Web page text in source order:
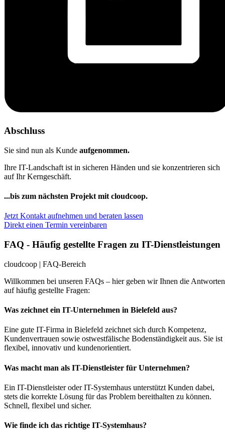
Abschluss
Sie sind nun als Kunde aufgenommen.
Ihre IT-Landschaft ist in sicheren Händen und sie konzentrieren sich
auf Ihr Kerngeschäft.
...bis zum nächsten Projekt mit cloudcoop.
Jetzt Kontakt aufnehmen und beraten lassen
Direkt einen Termin vereinbaren
FAQ - Häufig gestellte Fragen zu IT-Dienstleistungen
cloudcoop | FAQ-Bereich
Willkommen bei unseren FAQs – hier geben wir Ihnen die Antworten
auf häufig gestellte Fragen:
Was zeichnet ein IT-Unternehmen in Bielefeld aus?
Eine gute IT-Firma in Bielefeld zeichnet sich durch Kompetenz,
Kundenvertrauen sowie ostwestfälische Bodenständigkeit aus. Sie ist
flexibel, innovativ und kundenorientiert.
Was macht man als IT-Dienstleister für Unternehmen?
Ein IT-Dienstleister oder IT-Systemhaus unterstützt Kunden dabei,
stets die korrekte Lösung für das Problem bereithalten zu können.
Schnell, flexibel und sicher.
Wie finde ich das richtige IT-Systemhaus?